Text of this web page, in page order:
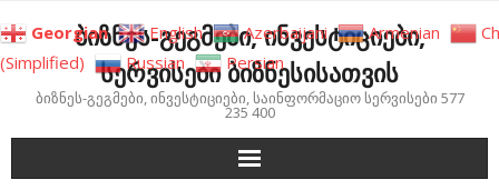
to
content
ბიზნეს-გეგმები, ინვესტიციები,
სერვისები ბიზნესისათვის
ბიზნეს-გეგმები, ინვესტიციები, საინფორმაციო სერვისები 577
235 400
Georgian English Azerbaijani Armenian
(Simplified)
Russian Persian